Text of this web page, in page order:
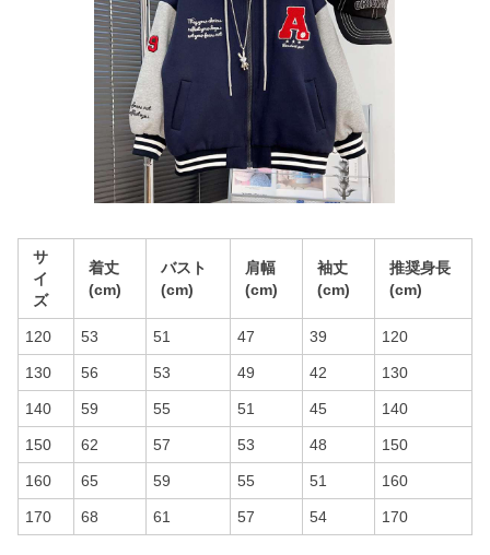
サ
イ
ズ
着丈
(cm)
バスト
(cm)
肩幅
(cm)
袖丈
(cm)
推奨身長
(cm)
120 53 51 47 39 120
130 56 53 49 42 130
140 59 55 51 45 140
150 62 57 53 48 150
160 65 59 55 51 160
170 68 61 57 54 170